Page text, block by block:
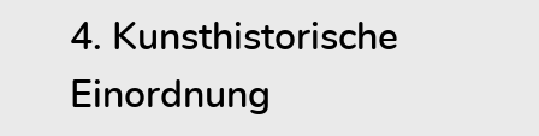
4. Kunsthistorische
Einordnung